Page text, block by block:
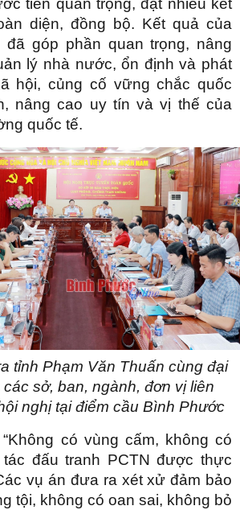
tiến quan trọng, đạt nhiều kết
diện, đồng bộ. Kết quả của
đã góp phần quan trọng, nâng
lý nhà nước, ổn định và phát
hội, củng cố vững chắc quốc
nâng cao uy tín và vị thế của
quốc tế.
tỉnh Phạm Văn Thuấn cùng đại
sở, ban, ngành, đơn vị liên
nghị tại điểm cầu Bình Phước
có vùng cấm, không có
đấu tranh PCTN được thực
vụ án đưa ra xét xử đảm bảo
tội, không có oan sai, không bỏ